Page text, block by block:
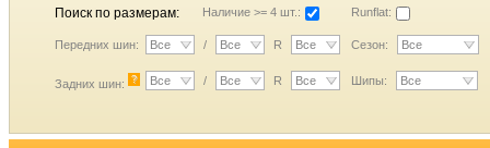
Поиск по размерам: Наличие >= 4 шт.: Runflat:
Передних шин: Все / Все R Все Сезон: Все
Задних шин: ? Все / Все R Все Шипы: Все